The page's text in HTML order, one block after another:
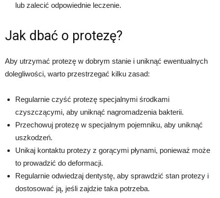
lub zalecić odpowiednie leczenie.
Jak dbać o protezę?
Aby utrzymać protezę w dobrym stanie i uniknąć ewentualnych
dolegliwości, warto przestrzegać kilku zasad:
Regularnie czyść protezę specjalnymi środkami
czyszczącymi, aby uniknąć nagromadzenia bakterii.
Przechowuj protezę w specjalnym pojemniku, aby uniknąć
uszkodzeń.
Unikaj kontaktu protezy z gorącymi płynami, ponieważ może
to prowadzić do deformacji.
Regularnie odwiedzaj dentystę, aby sprawdzić stan protezy i
dostosować ją, jeśli zajdzie taka potrzeba.